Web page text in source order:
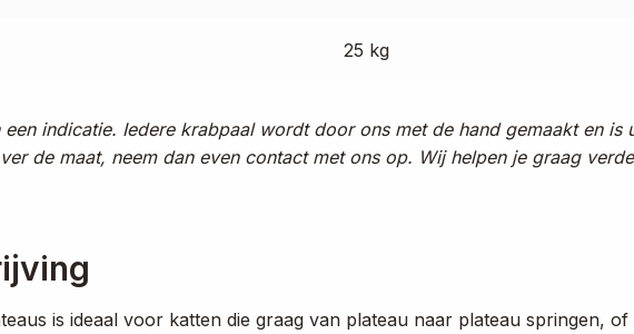
25 kg
indicatie. Iedere krabpaal wordt door ons met de hand gemaakt en
de maat, neem dan even contact met ons op. Wij helpen je graag
is ideaal voor katten die graag van plateau naar plateau springen,